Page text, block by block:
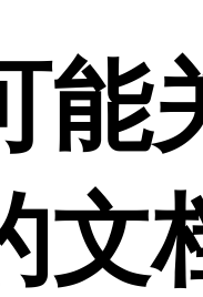
能
文